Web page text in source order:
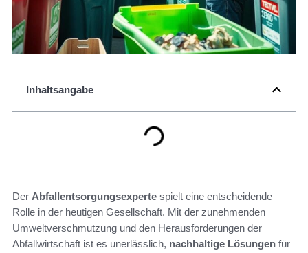
Inhaltsangabe
Der Abfallentsorgungsexperte spielt eine entscheidende
Rolle in der heutigen Gesellschaft. Mit der zunehmenden
Umweltverschmutzung und den Herausforderungen der
Abfallwirtschaft ist es unerlässlich, nachhaltige Lösungen für